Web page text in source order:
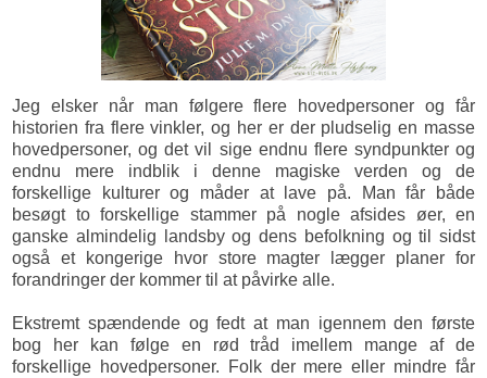
Jeg elsker når man følgere flere hovedpersoner og får
historien fra flere vinkler, og her er der pludselig en masse
hovedpersoner, og det vil sige endnu flere syndpunkter og
endnu mere indblik i denne magiske verden og de
forskellige kulturer og måder at lave på. Man får både
besøgt to forskellige stammer på nogle afsides øer, en
ganske almindelig landsby og dens befolkning og til sidst
også et kongerige hvor store magter lægger planer for
forandringer der kommer til at påvirke alle.
Ekstremt spændende og fedt at man igennem den første
bog her kan følge en rød tråd imellem mange af de
forskellige hovedpersoner. Folk der mere eller mindre får